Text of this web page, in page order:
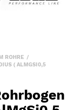
ROHRE
( ALMGSI0,5